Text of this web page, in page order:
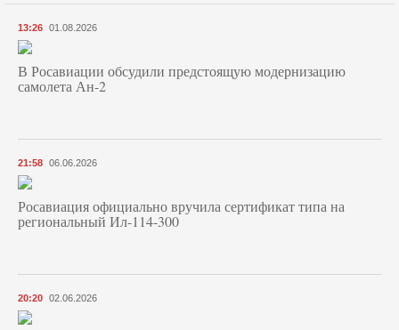
13:26 01.08.2026
В Росавиации обсудили предстоящую модернизацию
самолета Ан-2
21:58 06.06.2026
Росавиация официально вручила сертификат типа на
региональный Ил-114-300
20:20 02.06.2026